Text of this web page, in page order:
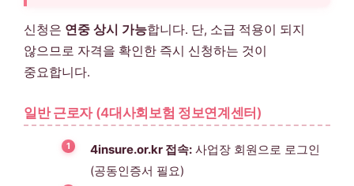
신청은 연중 상시 가능합니다. 단, 소급 적용이 되지
않으므로 자격을 확인한 즉시 신청하는 것이
중요합니다.
일반 근로자 (4대사회보험 정보연계센터)
4insure.or.kr 접속: 사업장 회원으로 로그인
(공동인증서 필요)